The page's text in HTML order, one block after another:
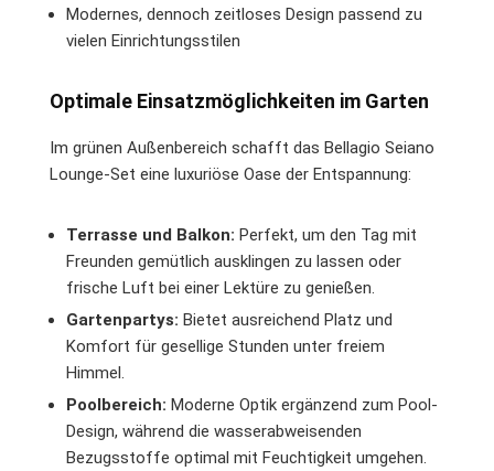
Modernes, dennoch zeitloses Design passend zu
vielen Einrichtungsstilen
Optimale Einsatzmöglichkeiten im Garten
Im grünen Außenbereich schafft das Bellagio Seiano
Lounge-Set eine luxuriöse Oase der Entspannung:
Terrasse und Balkon: Perfekt, um den Tag mit
Freunden gemütlich ausklingen zu lassen oder
frische Luft bei einer Lektüre zu genießen.
Gartenpartys: Bietet ausreichend Platz und
Komfort für gesellige Stunden unter freiem
Himmel.
Poolbereich: Moderne Optik ergänzend zum Pool-
Design, während die wasserabweisenden
Bezugsstoffe optimal mit Feuchtigkeit umgehen.